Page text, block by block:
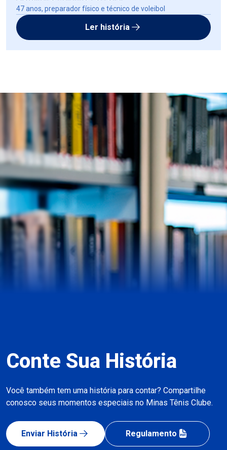
47 anos, preparador físico e técnico de voleibol
Ler história
Conte Sua História
Você também tem uma história para contar? Compartilhe
conosco seus momentos especiais no Minas Tênis Clube.
Enviar História Regulamento